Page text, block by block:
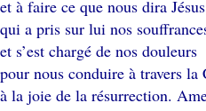
et à faire ce que nous dira
qui a pris sur lui nos
et s’est chargé de nos douleurs
pour nous conduire à travers la
à la joie de la résurrection.